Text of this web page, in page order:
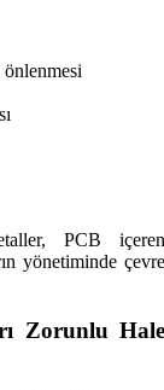
önlenmesi
PCB
yönetiminde
Zorunlu